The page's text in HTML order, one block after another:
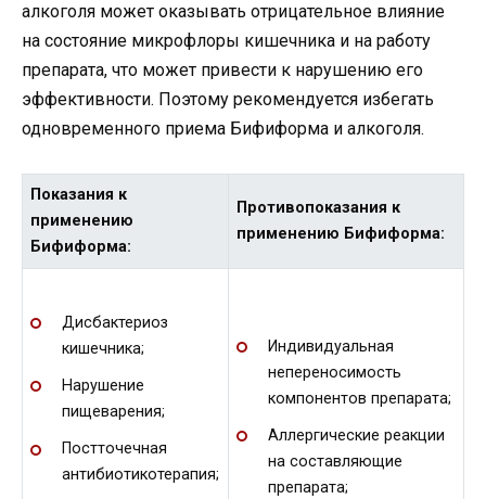
алкоголя может оказывать отрицательное влияние
на состояние микрофлоры кишечника и на работу
препарата, что может привести к нарушению его
эффективности. Поэтому рекомендуется избегать
одновременного приема Бифиформа и алкоголя.
Показания к
применению
Бифиформа:
Противопоказания к
применению Бифиформа:
Дисбактериоз
кишечника;
Нарушение
пищеварения;
Постточечная
антибиотикотерапия;
Индивидуальная
непереносимость
компонентов препарата;
Аллергические реакции
на составляющие
препарата;